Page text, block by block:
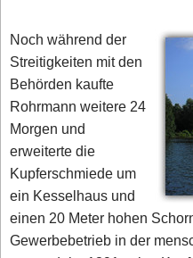
Noch während der
Streitigkeiten mit den
Behörden kaufte
Rohrmann weitere 24
Morgen und
erweiterte die
Kupferschmiede um
ein Kesselhaus und
einen 20 Meter hohen
Gewerbebetrieb in der